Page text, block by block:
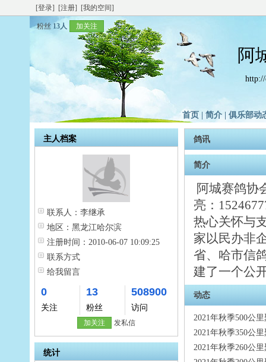
[登录] [注册] [我的空间]
粉丝 13人 加关注
阿
http://
首页 简介 俱乐部动
主人档案
联系人： 李继承
地区： 黑龙江哈尔滨
注册时间： 2010-06-07 10:09:25
联系方式
给我留言
0
关注
13
粉丝
508900
访问
加关注 发私信
统计
鸽讯
简介
阿城赛鸽
亮：
热心关怀与
家以民办非
省、哈市信
建了一个公
动态
2021年秋季500公
2021年秋季350公
2021年秋季260公